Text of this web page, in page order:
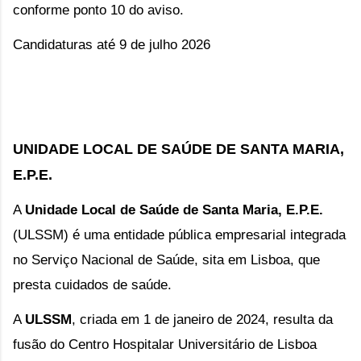
conforme ponto 10 do aviso.
Candidaturas até 9 de julho 2026
UNIDADE LOCAL DE SAÚDE DE SANTA MARIA,
E.P.E.
A Unidade Local de Saúde de Santa Maria, E.P.E.
(ULSSM) é uma entidade pública empresarial integrada
no Serviço Nacional de Saúde, sita em Lisboa, que
presta cuidados de saúde.
A ULSSM, criada em 1 de janeiro de 2024, resulta da
fusão do Centro Hospitalar Universitário de Lisboa